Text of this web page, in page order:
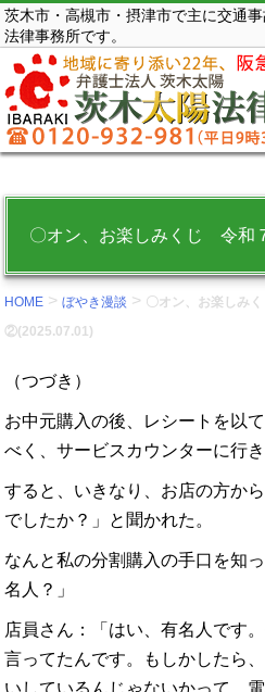
コ
ン
テ
ン
ツ
を
る。
茨木市・高槻市・摂津市で主に交通
法律事務所です。
〇オン、お楽しみくじ 令和
HOME >ぼやき漫談 > 〇オン、お楽しみ
②(2025.07.01)
（つづき）
お中元購入の後、レシートを以
べく、サービスカウンターに行き
すると、いきなり、お店の方か
でしたか？」と聞かれた。
なんと私の分割購入の手口を
名人？」
店員さん：「はい、有名人です
言ってたんです。もしかしたら
いしているんじゃないかって、